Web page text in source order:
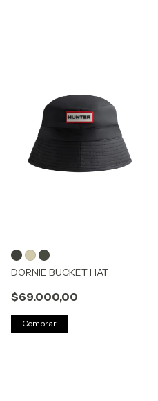
DORNIE BUCKET HAT
$69.000,00
Comprar